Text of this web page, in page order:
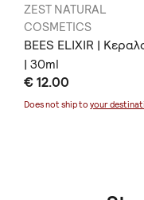
ZEST NATURAL
COSMETICS
BEES ELIXIR |
| 30ml
€ 12.00
Does not ship to your